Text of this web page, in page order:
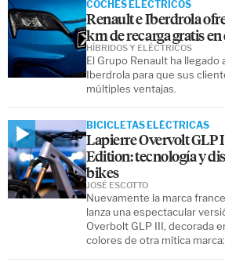
COCHES ELÉCTRICOS
Renault e Iberdrola
km de recarga gratis
El Grupo Renault ha llegado
Iberdrola para que sus
múltiples ventajas.
HÍBRIDOS Y ELÉCTRICOS
BICICLETAS ELÉCTRICAS
Lapierre Overvolt GLP
Edition: tecnología y
bikes
Nuevamente la marca
lanza una espectacular
Overbolt GLP III, decorada
colores de otra mítica
JOSÉ ESCOTTO